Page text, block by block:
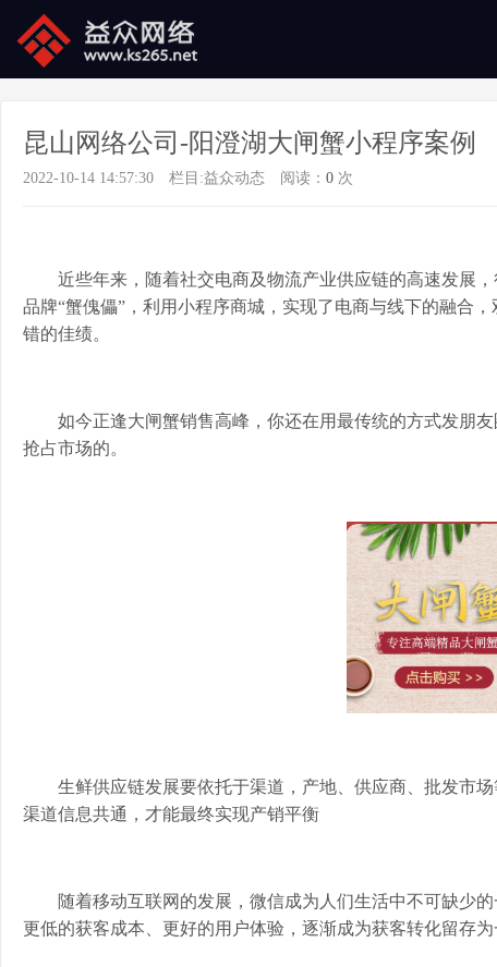
昆山网络公司-阳澄湖大闸蟹小程序案例
2022-10-14 14:57:30 栏目:益众动态 阅读： 0 次
近些年来，随着社交电商及物流产业供应链的高速发展
品牌“蟹傀儡”，利用小程序商城，实现了电商与线下的融合
错的佳绩。
如今正逢大闸蟹销售高峰， 你还在用最传统的方式发朋
抢占市场的。
生鲜供应链发展要依托于渠道，产地、供应商、批发市
渠道信息共通，才能最终实现产销平衡
随着移动互联网的发展，微信成为人们生活中不可缺少
更低的获客成本、更好的用户体验，逐渐成为获客转化留存为